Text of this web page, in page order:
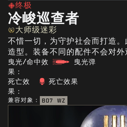
终极
冷峻巡查者
大师级迷彩
不惜一切，为守护社会而打造
造型。装备不同的配件不会对外
曳光/命中效
果：
曳光弹
死亡效
果：
死亡效果
兼容对象： BO7 WZ